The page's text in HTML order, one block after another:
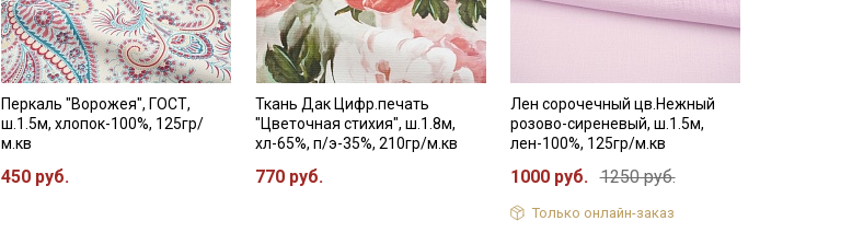
Перкаль "Ворожея", ГОСТ,
ш.1.5м, хлопок-100%, 125гр/
м.кв
450 руб.
Ткань Дак Цифр.печать
"Цветочная стихия", ш.1.8м,
хл-65%, п/э-35%, 210гр/м.кв
770 руб.
Лен сорочечный цв.Нежный
розово-сиреневый, ш.1.5м,
лен-100%, 125гр/м.кв
1000 руб. 1250 руб.
Только онлайн-заказ